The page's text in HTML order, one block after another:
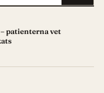
patienterna vet